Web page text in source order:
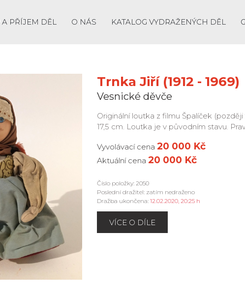
A PŘÍJEM DĚL O NÁS KATALOG VYDRAŽENÝCH DĚL
Trnka Jiří (1912 - 1969)
Vesnické děvče
Originální loutka z filmu Špalíček
17,5 cm. Loutka je v původním stavu.
Vyvolávací cena 20 000 Kč
Aktuální cena 20 000 Kč
Číslo položky: 2050
Poslední dražitel: zatím nedraženo
Dražba ukončena: 12.02.2020, 20:25 h
VÍCE O DÍLE